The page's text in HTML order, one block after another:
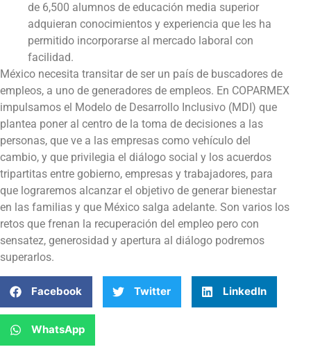
de 6,500 alumnos de educación media superior
adquieran conocimientos y experiencia que les ha
permitido incorporarse al mercado laboral con
facilidad.
México necesita transitar de ser un país de buscadores de
empleos, a uno de generadores de empleos. En COPARMEX
impulsamos el Modelo de Desarrollo Inclusivo (MDI) que
plantea poner al centro de la toma de decisiones a las
personas, que ve a las empresas como vehículo del
cambio, y que privilegia el diálogo social y los acuerdos
tripartitas entre gobierno, empresas y trabajadores, para
que lograremos alcanzar el objetivo de generar bienestar
en las familias y que México salga adelante. Son varios los
retos que frenan la recuperación del empleo pero con
sensatez, generosidad y apertura al diálogo podremos
superarlos.
Facebook Twitter LinkedIn
WhatsApp